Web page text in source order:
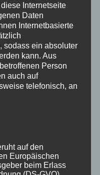
Die App zu Ihrer
Alle Vorteile
Internetseite
Daten
Internetbasierte
sodass ein absoluter
kann. Aus
Person
auch auf
telefonisch, an
auf den
Europäischen
beim Erlass